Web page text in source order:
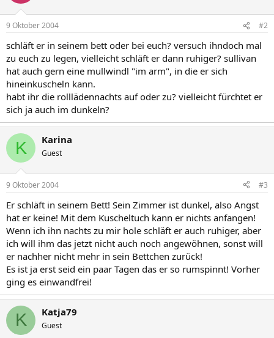
9 Oktober 2004 #2
schläft er in seinem bett oder bei euch? versuch ihndoch mal
zu euch zu legen, vielleicht schläft er dann ruhiger? sullivan
hat auch gern eine mullwindl "im arm", in die er sich
hineinkuscheln kann.
habt ihr die rolllädennachts auf oder zu? vielleicht fürchtet er
sich ja auch im dunkeln?
K Karina
Guest
9 Oktober 2004 #3
Er schläft in seinem Bett! Sein Zimmer ist dunkel, also Angst
hat er keine! Mit dem Kuscheltuch kann er nichts anfangen!
Wenn ich ihn nachts zu mir hole schläft er auch ruhiger, aber
ich will ihm das jetzt nicht auch noch angewöhnen, sonst will
er nachher nicht mehr in sein Bettchen zurück!
Es ist ja erst seid ein paar Tagen das er so rumspinnt! Vorher
ging es einwandfrei!
K Katja79
Guest